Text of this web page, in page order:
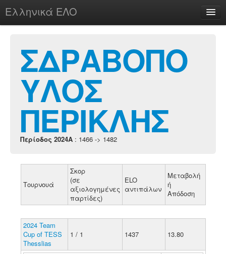
Ελληνικά ΕΛΟ
chesstu.be @ discord
ΣΔΡΑΒΟΠΟ
ΥΛΟΣ
ΠΕΡΙΚΛΗΣ
Περίοδος 2024A : 1466 -> 1482
Τουρνουά
Σκορ
(σε
αξιολογημένες
παρτίδες)
ELO
αντιπάλων
Μεταβολή
ή
Απόδοση
2024 Team
Cup of TESS
Thesslias
1 / 1 1437 13.80